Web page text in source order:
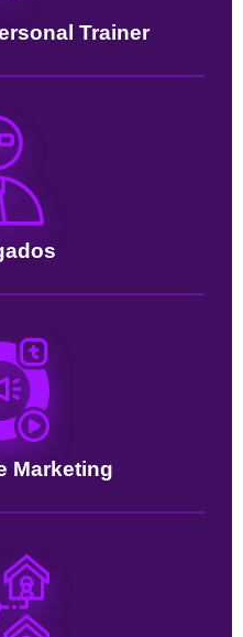
Trainer
Marketing